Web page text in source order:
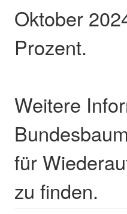
Oktober
Prozent.
Weitere
für
zu finden.